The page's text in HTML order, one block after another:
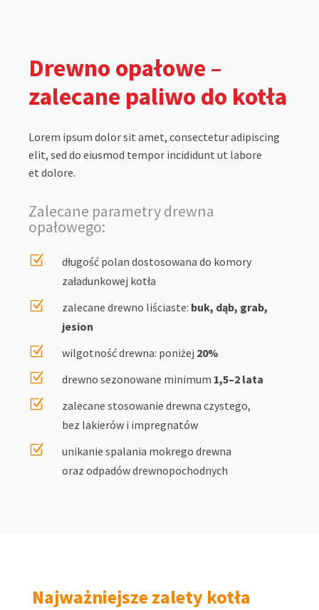
Drewno opałowe –
zalecane paliwo do kotła
Lorem ipsum dolor sit amet, consectetur adipiscing
elit, sed do eiusmod tempor incididunt ut labore
et dolore.
Zalecane parametry drewna
opałowego:
Z
długość polan dostosowana do komory
załadunkowej kotła
Z zalecane drewno liściaste: buk, dąb, grab,
jesion
Z wilgotność drewna: poniżej 20%
Z drewno sezonowane minimum 1,5–2 lata
Z
zalecane stosowanie drewna czystego,
bez lakierów i impregnatów
Z
unikanie spalania mokrego drewna
oraz odpadów drewnopochodnych
Najważniejsze zalety kotła